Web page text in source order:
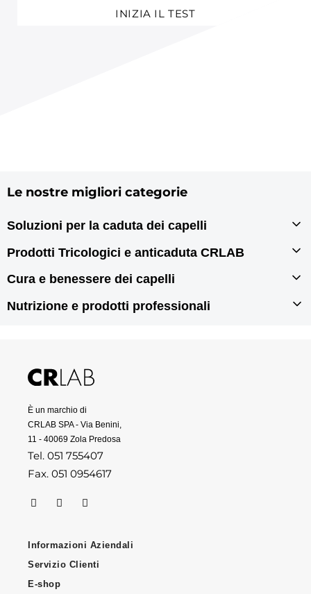
INIZIA IL TEST
Le nostre migliori categorie
Soluzioni per la caduta dei capelli
Infoltimento capelli
Prodotti Tricologici e anticaduta CRLAB
Prodotti tricologici
Prodotti antiforfora
Cura e benessere dei capelli
Prodotti per doppie punte
Nutrizione e prodotti professionali
Prodotti professionali per capelli
È un marchio di
CRLAB SPA - Via Benini,
11 - 40069 Zola Predosa
Tel. 051 755407
Fax. 051 0954617
Informazioni Aziendali
Servizio Clienti
E-shop